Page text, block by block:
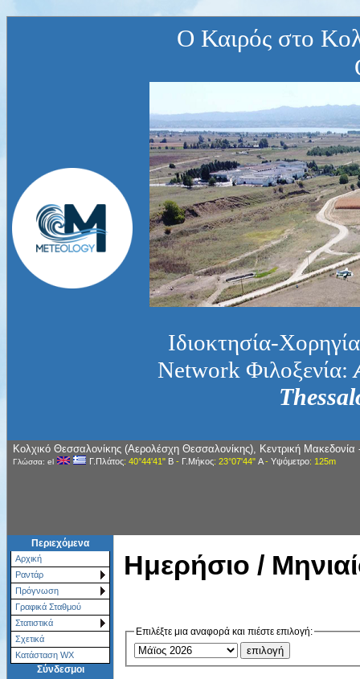
Ο Καιρός στο
Ιδιοκτησία-
Network Φιλοξενία:
Κολχικό Θεσσαλονίκης (Αερολέσχη Θεσσαλονίκης), Κεντρική
Γλώσσα: el Γ.Πλάτος: 40°44'41" Β- Γ.Μήκος: 23°07'44" Α- Υψόμετρο: 125m
Περιεχόμενα
Αρχική
Ραντάρ
Πρόγνωση
Γραφικά Σταθμού
Στατιστικά
Σχετικά
Κατάσταση WX
Σύνδεσμοι
Ημερήσιο /
Επιλέξτε μια αναφορά και πιέστε επιλογή: